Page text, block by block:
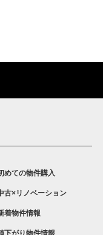
めての物件購入
古×リノベーション
着物件情報
下がり物件情報